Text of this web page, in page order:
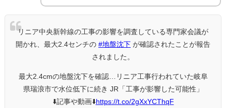
リニア中央新幹線の工事の影響を調査している専門家会議が
開かれ、最大2.4センチの #地盤沈下 が確認されたことが報告
されました。
最大2.4cmの地盤沈下を確認…リニア工事行われていた岐阜
県瑞浪市で水位低下に続き JR「工事が影響した可能性」
⬇️記事や動画⬇️https://t.co/2gXxYCThqF